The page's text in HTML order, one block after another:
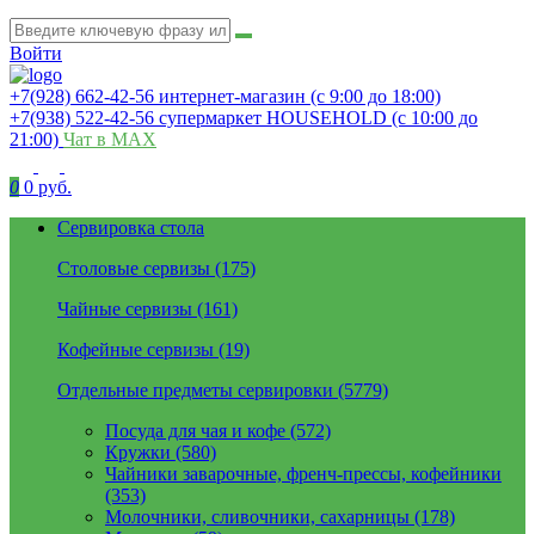
Войти
+7(928) 662-42-56 интернет-магазин (с 9:00 до 18:00)
+7(938) 522-42-56 супермаркет HOUSEHOLD (с 10:00 до
21:00) Чат в MAX
0 0 руб.
Сервировка стола
Столовые сервизы (175)
Чайные сервизы (161)
Кофейные сервизы (19)
Отдельные предметы сервировки (5779)
Посуда для чая и кофе (572)
Кружки (580)
Чайники заварочные, френч-прессы, кофейники
(353)
Молочники, сливочники, сахарницы (178)